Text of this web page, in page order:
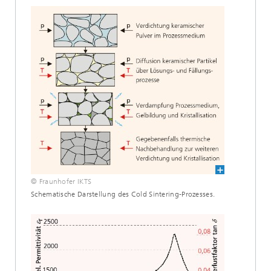
© Fraunhofer IKTS
Schematische Darstellung des Cold Sintering-Prozesses.